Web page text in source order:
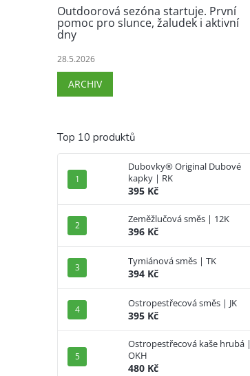
Outdoorová sezóna startuje. První
pomoc pro slunce, žaludek i aktivní
dny
28.5.2026
ARCHIV
Top 10 produktů
Dubovky® Original Dubové
kapky | RK
395 Kč
Zeměžlučová směs | 12K
396 Kč
Tymiánová směs | TK
394 Kč
Ostropestřecová směs | JK
395 Kč
Ostropestřecová kaše hrubá |
OKH
480 Kč